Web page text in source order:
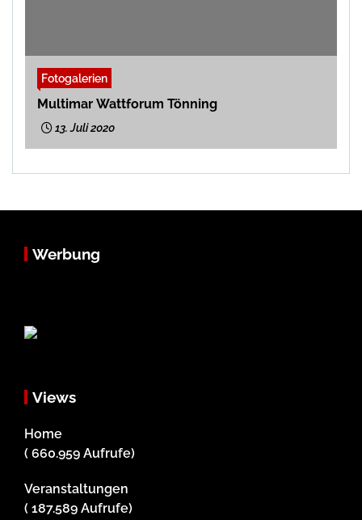
Fotogalerien
Multimar Wattforum Tönning
13. Juli 2020
Werbung
Views
Home
( 660.959 Aufrufe)
Veranstaltungen
( 187.589 Aufrufe)